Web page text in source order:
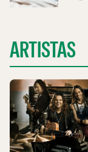
ARTISTAS